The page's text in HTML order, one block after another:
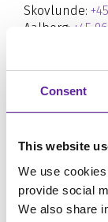
Consent
This website
We use
provide social
We also share
Skovlunde:
Aalborg: +45
Skal du have